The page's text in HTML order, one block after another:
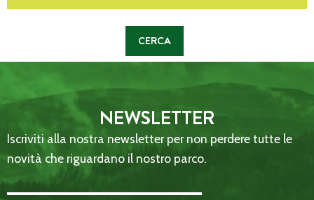
NEWSLETTER
Iscriviti alla nostra newsletter per non perdere tutte le
novità che riguardano il nostro parco.
Email Address::: (required)